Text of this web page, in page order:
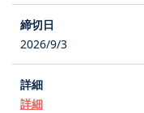
2026/9/3
詳細